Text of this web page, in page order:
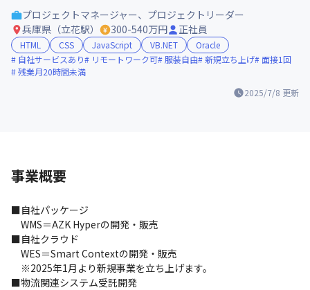
2025/7/8 更新
プロジェクトマネージャー、プロジェクトリーダー
兵庫県（立花駅）
300-540万円 正社員
HTML CSS JavaScript VB.NET
Oracle
自社サービスあり
リモートワーク可 服装自由 新規立ち上げ
面接1回
残業月20時間未満
事業概要
■自社パッケージ
WMS＝AZK Hyperの開発・販売
■自社クラウド
WES＝Smart Contextの開発・販売
※2025年1月より新規事業を立ち上げます。
■物流関連システム受託開発